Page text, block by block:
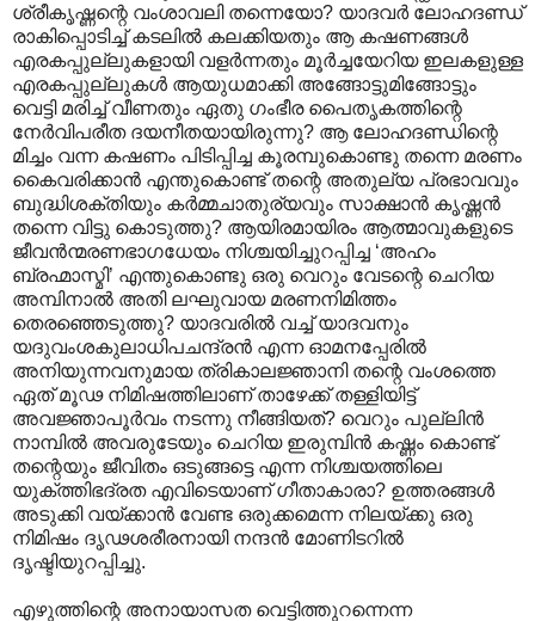
ശ്രീകൃഷ്ണന്റെ വംശാവലി തന്നെയോ? യാദവര്‍ ലോഹദണ്ഡ്
രാകിപ്പൊടിച്ച് കടലില്‍ കലക്കിയതും ആ കഷണങ്ങള്‍‍
എരകപ്പുല്ലുകളായി വളര്‍ന്നതും മൂര്‍ച്ചയേറിയ ഇലകളുള്ള
എരകപ്പുല്ലുകള്‍ ആയുധമാക്കി അങ്ങോട്ടുമിങ്ങോട്ടും
വെട്ടി മരിച്ച് വീണതും ഏതു ഗംഭീര പൈതൃകത്തിന്റെ
നേര്‍വിപരീത ദയനീതയായിരുന്നു? ആ ലോഹദണ്ഡിന്റെ
മിച്ചം വന്ന കഷണം പിടിപ്പിച്ച കൂരമ്പുകൊണ്ടു തന്നെ മരണം
കൈവരിക്കാന്‍ എന്തുകൊണ്ട് തന്റെ അതുല്യ പ്രഭാവവും
ബുദ്ധിശക്തിയും കര്‍മ്മചാതുര്യവും സാക്ഷാന്‍ കൃഷ്ണന്‍
തന്നെ വിട്ടു കൊടുത്തു? ആയിരമായിരം ആത്മാവുകളുടെ
ജീവന്‍ന്മരണഭാഗധേയം നിശ്ചയിച്ചുറപ്പിച്ച ‘അഹം
ബ്രഹ്മാസ്മി’‍ എന്തുകൊണ്ടു ഒരു വെറും വേടന്റെ ചെറിയ
അമ്പിനാല്‍ അതി ലഘുവായ മരണനിമിത്തം
തെരഞ്ഞെടുത്തു? യാദവരില്‍ വച്ച് യാദവനും
യദുവംശകുലാധിപചന്ദ്രന്‍ എന്ന ഓമനപ്പേരില്‍
അനിയുന്നവനുമായ ത്രികാലജ്ഞാനി തന്റെ വംശത്തെ
ഏത് മൂഢ നിമിഷത്തിലാണ് താഴേക്ക് തള്ളിയിട്ട്
അവജ്ഞാപൂര്‍വം നടന്നു നീങ്ങിയത്? വെറും പുല്ലിന്‍‍
നാമ്പില്‍ ‍അവരുടേയും ചെറിയ ഇരുമ്പിന്‍ കഷ്ണം കൊണ്ട്
തന്റെയും ജീവിതം ഒടുങ്ങട്ടെ എന്ന നിശ്ചയത്തിലെ
യുക്ത്തിഭദ്രത എവിടെയാണ് ഗീതാകാരാ? ഉത്തരങ്ങള്‍
അടുക്കി വയ്ക്കാന്‍ വേണ്ട ഒരുക്കമെന്ന നിലയ്ക്കു ഒരു
നിമിഷം ദൃഢശരീരനായി നന്ദന്‍ മോണിടറില്‍
ദൃഷ്ടിയുറപ്പിച്ചു.
എഴുത്തിന്റെ അനായാസത വെട്ടിത്തുറന്നെന്ന